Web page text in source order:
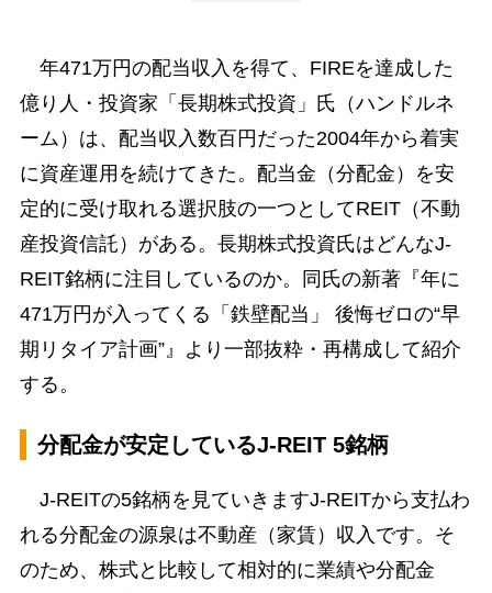
年471万円の配当収入を得て、FIREを達成した
億り人・投資家「長期株式投資」氏（ハンドルネ
ーム）は、配当収入数百円だった2004年から着実
に資産運用を続けてきた。配当金（分配金）を安
定的に受け取れる選択肢の一つとしてREIT（不動
産投資信託）がある。長期株式投資氏はどんなJ-
REIT銘柄に注目しているのか。同氏の新著『年に
471万円が入ってくる「鉄壁配当」 後悔ゼロの“早
期リタイア計画”』より一部抜粋・再構成して紹介
する。
分配金が安定しているJ-REIT 5銘柄
J-REITの5銘柄を見ていきますJ-REITから支払わ
れる分配金の源泉は不動産（家賃）収入です。そ
のため、株式と比較して相対的に業績や分配金